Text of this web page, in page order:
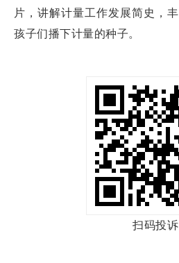
片，讲解计量工作发展简史，
孩子们播下计量的种子。
扫码投诉